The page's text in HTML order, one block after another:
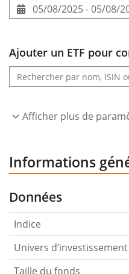
05/08/2025 - 05/08/
Ajouter un ETF pour
Afficher plus de
Informations
Données
Indice
Univers d’investissement
Taille du fonds